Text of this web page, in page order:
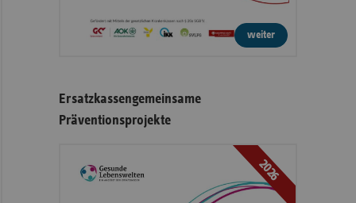
weiter
Ersatzkassengemeinsame
Präventionsprojekte
2026